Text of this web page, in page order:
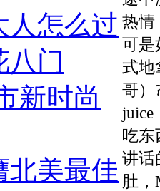
人怎么过
八门
新时尚
北美最佳
热情
可是
式地
哥）
吃东
讲话
肚，